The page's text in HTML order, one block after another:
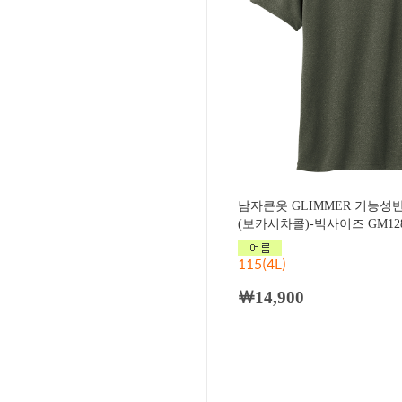
남자큰옷 GLIMMER 기능성
(보카시차콜)-빅사이즈
115(4L)
￦14,900